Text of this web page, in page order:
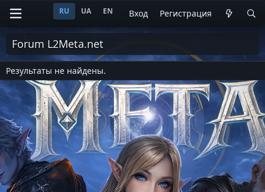
RU UA EN Вход Регистрация
Forum L2Meta.net
Результаты не найдены.